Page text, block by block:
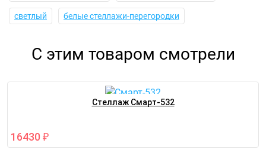
светлый белые стеллажи-перегородки
С этим товаром смотрели
Стеллаж Смарт-532
16430 ₽